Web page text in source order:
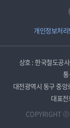
개인정보처
상호 : 한국철도공사
대전광역시 동구 중앙
대표
COPYRIGHT ⓒ